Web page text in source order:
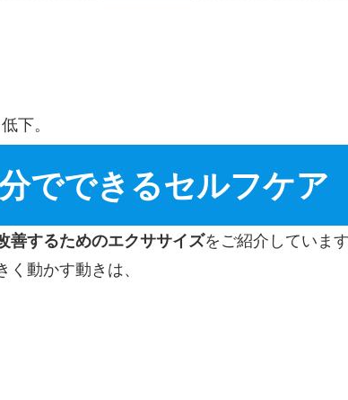
下。
でできるセルフケア
善するためのエクササイズをご紹介していま
動かす動きは、